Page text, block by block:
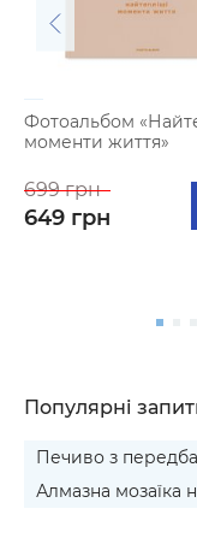
Фотоальбом
моменти життя»
699 грн
649 грн
Популярні
Печиво з
Алмазна мозаїка